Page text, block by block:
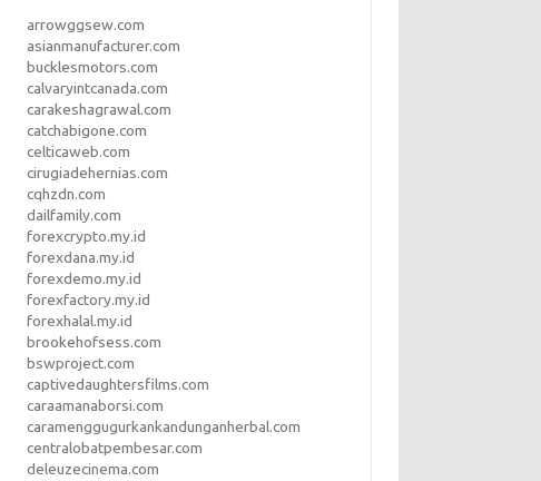
arrowggsew.com
asianmanufacturer.com
bucklesmotors.com
calvaryintcanada.com
carakeshagrawal.com
catchabigone.com
celticaweb.com
cirugiadehernias.com
cqhzdn.com
dailfamily.com
forexcrypto.my.id
forexdana.my.id
forexdemo.my.id
forexfactory.my.id
forexhalal.my.id
brookehofsess.com
bswproject.com
captivedaughtersfilms.com
caraamanaborsi.com
caramenggugurkankandunganherbal.com
centralobatpembesar.com
deleuzecinema.com